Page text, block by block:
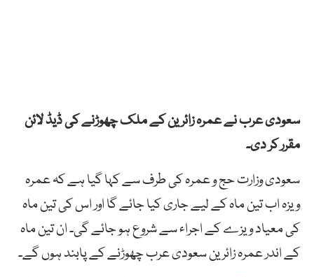
سعودی عرب نے عمرہ زائرین کے ملک چھوڑنے کی ڈیڈ لائن
مقرر کر دی۔
سعودی وزارت حج و عمرہ کی طرف سے کہا گیا ہے کہ عمرہ
ویزہ اب تین ماہ کے لیے جاری کیا جائے گا اور اس کی تین ماہ
کی معیاد ویزے کے اجراء سے شروع ہو جائے گی۔ ان تین ماہ
کے اندر عمرہ زائرین سعودی عرب چھوڑنے کے پابند ہوں گے۔